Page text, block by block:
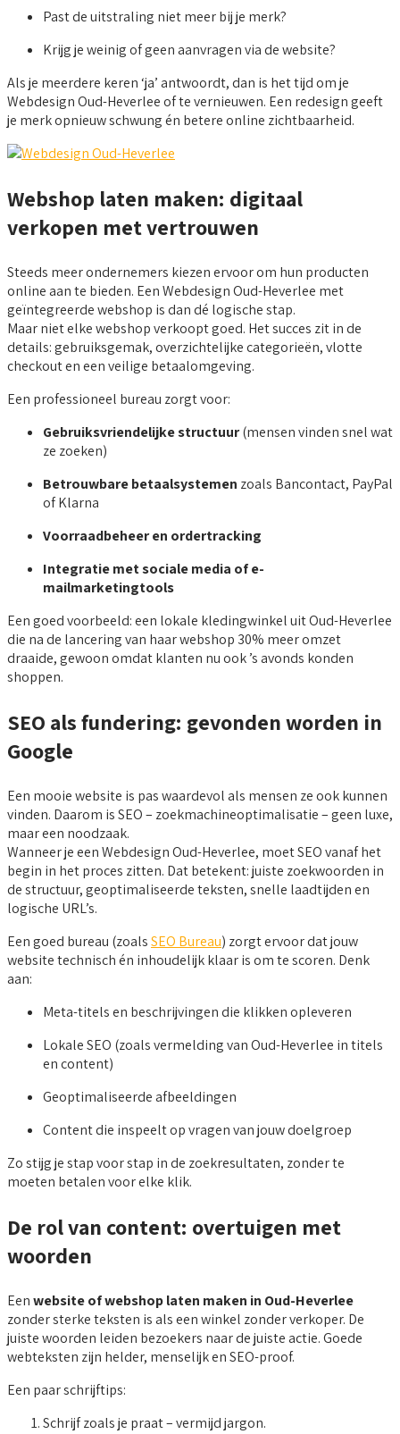
Past de uitstraling niet meer bij je merk?
Krijg je weinig of geen aanvragen via de website?
Als je meerdere keren ‘ja’ antwoordt, dan is het tijd om je
Webdesign Oud-Heverlee of te vernieuwen. Een redesign geeft
je merk opnieuw schwung én betere online zichtbaarheid.
Webshop laten maken: digitaal
verkopen met vertrouwen
Steeds meer ondernemers kiezen ervoor om hun producten
online aan te bieden. Een Webdesign Oud-Heverlee met
geïntegreerde webshop is dan dé logische stap.
Maar niet elke webshop verkoopt goed. Het succes zit in de
details: gebruiksgemak, overzichtelijke categorieën, vlotte
checkout en een veilige betaalomgeving.
Een professioneel bureau zorgt voor:
Gebruiksvriendelijke structuur(mensen vinden snel wat
ze zoeken)
Betrouwbare betaalsystemen zoals Bancontact, PayPal
of Klarna
Voorraadbeheer en ordertracking
Integratie met sociale media of e-
mailmarketingtools
Een goed voorbeeld: een lokale kledingwinkel uit Oud-Heverlee
die na de lancering van haar webshop 30% meer omzet
draaide, gewoon omdat klanten nu ook ’s avonds konden
shoppen.
SEO als fundering: gevonden worden in
Google
Een mooie website is pas waardevol als mensen ze ook kunnen
vinden. Daarom is SEO – zoekmachineoptimalisatie – geen luxe,
maar een noodzaak.
Wanneer je een Webdesign Oud-Heverlee, moet SEO vanaf het
begin in het proces zitten. Dat betekent: juiste zoekwoorden in
de structuur, geoptimaliseerde teksten, snelle laadtijden en
logische URL’s.
Een goed bureau (zoalsSEO Bureau) zorgt ervoor dat jouw
website technisch én inhoudelijk klaar is om te scoren. Denk
aan:
Meta-titels en beschrijvingen die klikken opleveren
Lokale SEO (zoals vermelding van Oud-Heverlee in titels
en content)
Geoptimaliseerde afbeeldingen
Content die inspeelt op vragen van jouw doelgroep
Zo stijg je stap voor stap in de zoekresultaten, zonder te
moeten betalen voor elke klik.
De rol van content: overtuigen met
woorden
Eenwebsite of webshop laten maken in Oud-Heverlee
zonder sterke teksten is als een winkel zonder verkoper. De
juiste woorden leiden bezoekers naar de juiste actie. Goede
webteksten zijn helder, menselijk en SEO-proof.
Een paar schrijftips:
Schrijf zoals je praat – vermijd jargon.